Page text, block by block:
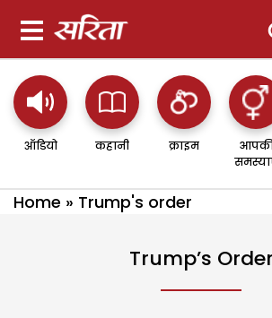
ऑडियो कहानी क्राइम
Home » Trump's order
Trump’s Order